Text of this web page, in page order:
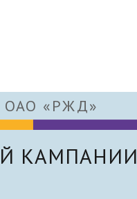
«РЖД»
КАМПАНИИ